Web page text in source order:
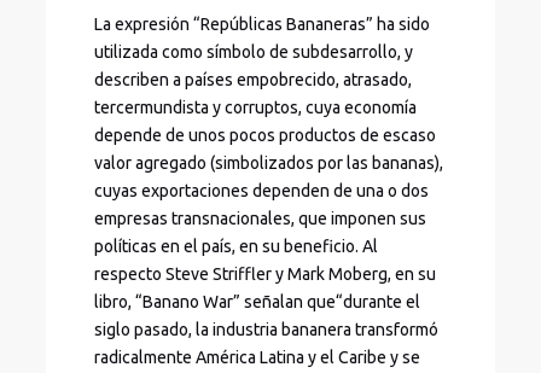
La expresión “Repúblicas Bananeras” ha sido
utilizada como símbolo de subdesarrollo, y
describen a países empobrecido, atrasado,
tercermundista y corruptos, cuya economía
depende de unos pocos productos de escaso
valor agregado (simbolizados por las bananas),
cuyas exportaciones dependen de una o dos
empresas transnacionales, que imponen sus
políticas en el país, en su beneficio. Al
respecto Steve Striffler y Mark Moberg, en su
libro, “Banano War” señalan que“durante el
siglo pasado, la industria bananera transformó
radicalmente América Latina y el Caribe y se